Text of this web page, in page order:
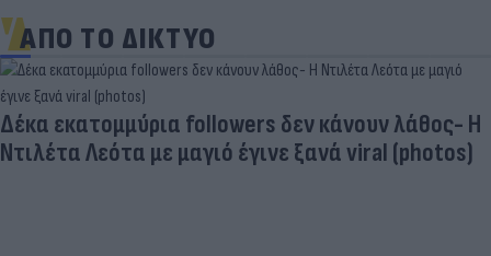
ΑΠΟ ΤΟ ΔΙΚΤΥΟ
Δέκα εκατομμύρια followers δεν κάνουν λάθος- Η
Ντιλέτα Λεότα με μαγιό έγινε ξανά viral (photos)